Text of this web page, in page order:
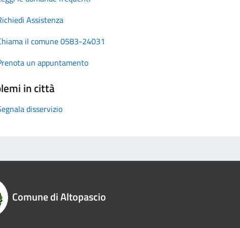
Assistenza
il comune 0583-24031
un appuntamento
in città
disservizio
Comune di Altopascio